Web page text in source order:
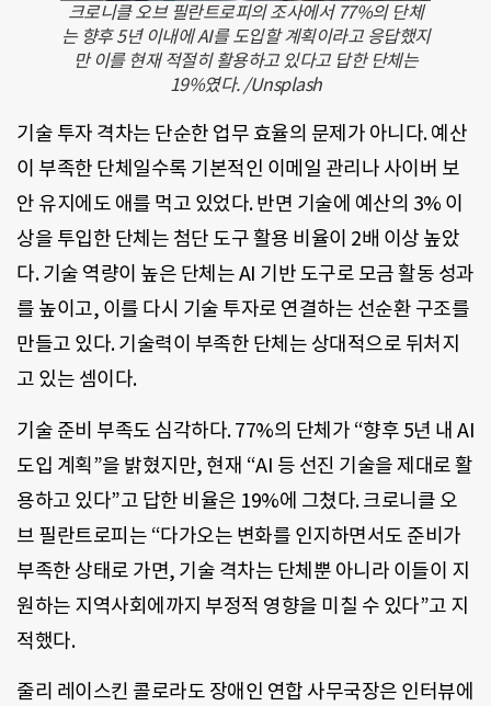
크로니클 오브 필란트로피의 조사에서 77%의 단체
는 향후 5년 이내에 AI를 도입할 계획이라고 응답했지
만 이를 현재 적절히 활용하고 있다고 답한 단체는
19%였다. /Unsplash
기술 투자 격차는 단순한 업무 효율의 문제가 아니다. 예산
이 부족한 단체일수록 기본적인 이메일 관리나 사이버 보
안 유지에도 애를 먹고 있었다. 반면 기술에 예산의 3% 이
상을 투입한 단체는 첨단 도구 활용 비율이 2배 이상 높았
다. 기술 역량이 높은 단체는 AI 기반 도구로 모금 활동 성과
를 높이고, 이를 다시 기술 투자로 연결하는 선순환 구조를
만들고 있다. 기술력이 부족한 단체는 상대적으로 뒤처지
고 있는 셈이다.
기술 준비 부족도 심각하다. 77%의 단체가 “향후 5년 내 AI
도입 계획”을 밝혔지만, 현재 “AI 등 선진 기술을 제대로 활
용하고 있다”고 답한 비율은 19%에 그쳤다. 크로니클 오
브 필란트로피는 “다가오는 변화를 인지하면서도 준비가
부족한 상태로 가면, 기술 격차는 단체뿐 아니라 이들이 지
원하는 지역사회에까지 부정적 영향을 미칠 수 있다”고 지
적했다.
줄리 레이스킨 콜로라도 장애인 연합 사무국장은 인터뷰에